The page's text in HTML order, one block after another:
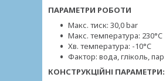
ПАРАМЕТРИ РОБОТИ
Макс. тиск: 30,0 bar
Макс. температура: 230°C
Хв. температура: -10°C
Фактор: вода, гліколь, пар
КОНСТРУКЦІЙНІ ПАРАМЕТРИ: